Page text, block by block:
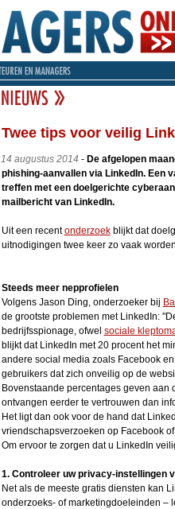
Twee tips voor veilig
14 augustus 2014 - De afgelopen
phishing-aanvallen via LinkedIn. Een
treffen met een doelgerichte
mailbericht van LinkedIn.
Uit een recentonderzoekblijkt dat
uitnodigingen twee keer zo vaak
Steeds meer nepprofielen
Volgens Jason Ding, onderzoeker bij
de grootste problemen met LinkedIn:
bedrijfsspionage, ofwel sociale
blijkt dat LinkedIn met 20 procent het
andere social media zoals Facebook
gebruikers dat zich onveilig op de
Bovenstaande percentages geven
ontvangen eerder te vertrouwen dan
Het ligt dan ook voor de hand dat
vriendschapsverzoeken op Facebook
Om ervoor te zorgen dat u LinkedIn
1. Controleer uw privacy-instellingen
Net als de meeste gratis diensten kan
onderzoeks- of marketingdoeleinden –